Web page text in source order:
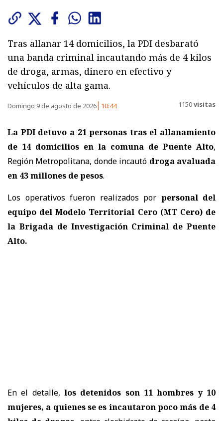
Tras allanar 14 domicilios, la PDI desbarató
una banda criminal incautando más de 4 kilos
de droga, armas, dinero en efectivo y
vehículos de alta gama.
Domingo 9 de agosto de 2026 10:44 1150visitas
La PDI detuvo a 21 personas tras el allanamiento
de 14 domicilios en la comuna de Puente Alto,
Región Metropolitana, donde incautó droga avaluada
en 43 millones de pesos.
Los operativos fueron realizados por personal del
equipo del Modelo Territorial Cero (MT Cero) de
la Brigada de Investigación Criminal de Puente
Alto.
En el detalle, los detenidos son 11 hombres y 10
mujeres, a quienes se es incautaron poco más de 4